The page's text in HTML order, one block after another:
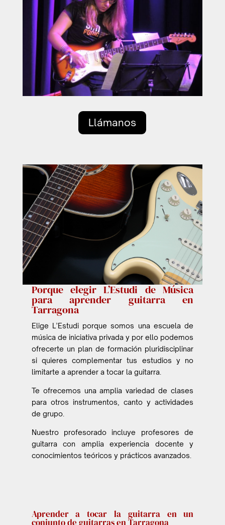
Llámanos
Porque elegir L’Estudi de Música
para aprender guitarra en
Tarragona
Elige L’Estudi porque somos una escuela de
música de iniciativa privada y por ello podemos
ofrecerte un plan de formación pluridisciplinar
si quieres complementar tus estudios y no
limitarte a aprender a tocar la guitarra.
Te ofrecemos una amplia variedad de clases
para otros instrumentos, canto y actividades
de grupo.
Nuestro profesorado incluye profesores de
guitarra con amplia experiencia docente y
conocimientos teóricos y prácticos avanzados.
Aprender a tocar la guitarra en un
conjunto de guitarras en Tarragona